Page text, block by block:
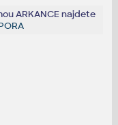
ARKANCE najdete